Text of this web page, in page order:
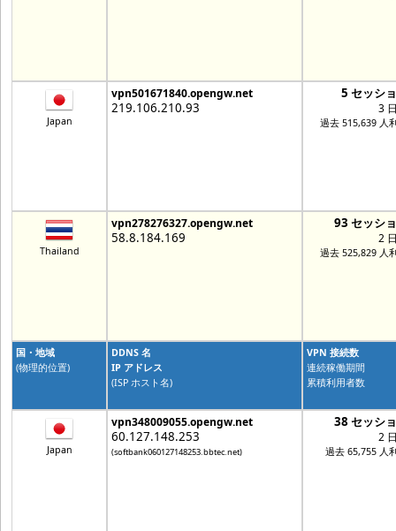
Japan
vpn501671840.opengw.net
219.106.210.93
5 セッシ
3
過去 515,639 人
Thailand
vpn278276327.opengw.net
58.8.184.169
93 セッシ
2
過去 525,829 人
国・地域
(物理的位置)
DDNS 名
IP アドレス
(ISP ホスト名)
VPN 接続数
連続稼働期間
累積利用者数
Japan
vpn348009055.opengw.net
60.127.148.253
(softbank060127148253.bbtec.net)
38 セッシ
2
過去 65,755 人